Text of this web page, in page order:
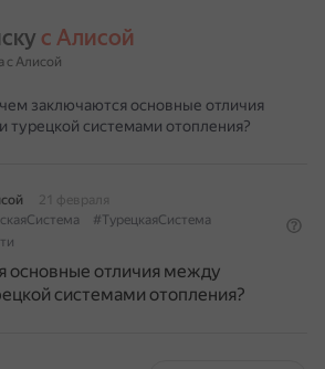
с Алисой
с Алисой
заключаются основные отличия
турецкой системами отопления?
21 февраля
#ТурецкаяСистема
основные отличия между
системами отопления?